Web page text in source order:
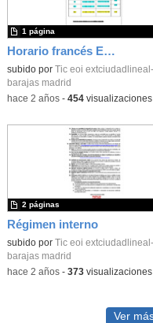
Horario francés EXT Barajas
Contenido educativo.
subido por Tic eoi extciudadlineal-
barajas madrid
1 página
-hace 2 años- 454visualizaciones
Régimen interno
Contenido educativo.
subido por Tic eoi extciudadlineal-
barajas madrid
2 páginas
-hace 2 años- 373visualizaciones
Ver